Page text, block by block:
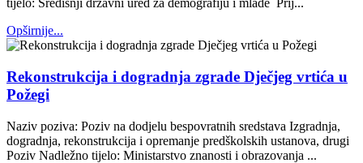
tijelo: Središnji državni ured za demografiju i mlade Prij...
Opširnije...
Rekonstrukcija i dogradnja zgrade Dječjeg vrtića u
Požegi
Naziv poziva: Poziv na dodjelu bespovratnih sredstava Izgradnja,
dogradnja, rekonstrukcija i opremanje predškolskih ustanova, drugi
Poziv Nadležno tijelo: Ministarstvo znanosti i obrazovanja ...